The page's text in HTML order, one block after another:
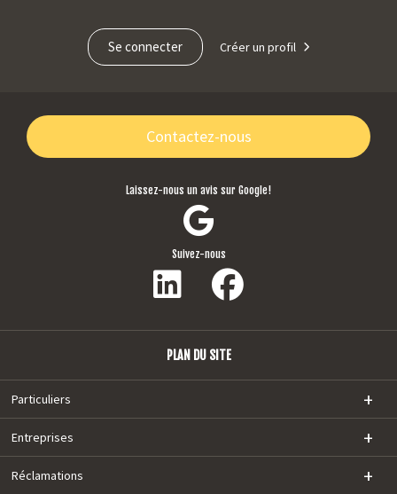
Contactez-nous
Se connecter Créer un profil
Laissez-nous un avis sur Google!
Suivez-nous
PLAN DU SITE
Particuliers
Entreprises
Réclamations